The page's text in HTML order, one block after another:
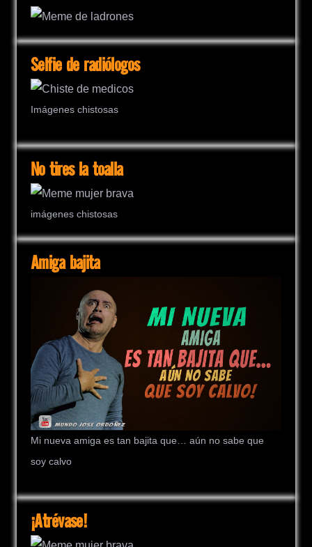
Selfie de radiólogos
Imágenes chistosas
No tires la toalla
imágenes chistosas
Amiga bajita
Mi nueva amiga es tan bajita que… aún no sabe que
soy calvo
¡Atrévase!